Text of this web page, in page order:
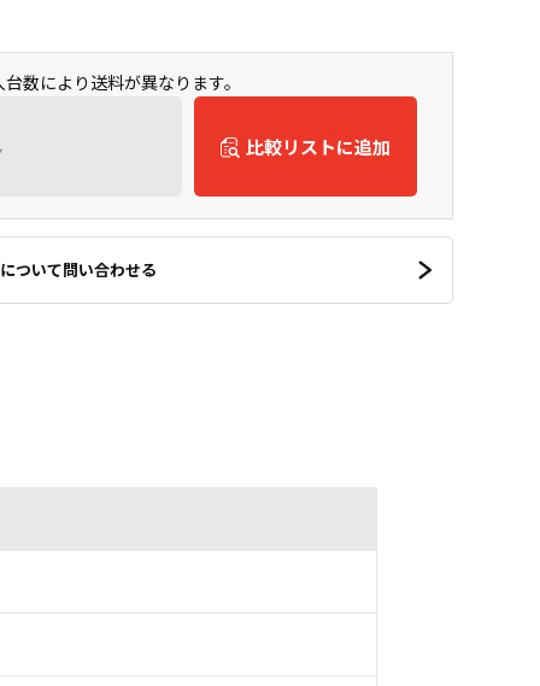
により送料が異なります。
比較リストに追加
ついて問い合わせる